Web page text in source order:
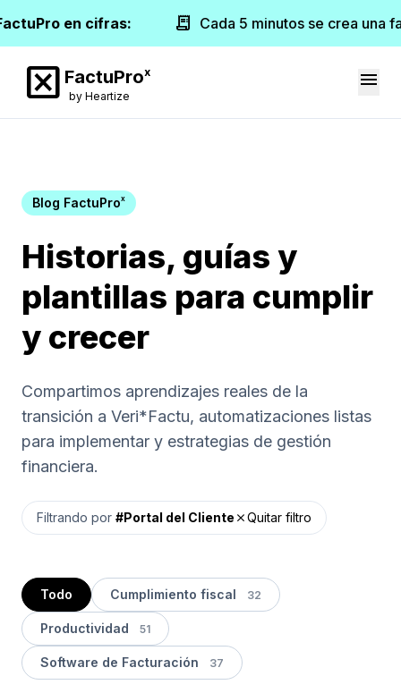
en cifras: receipt_long Cada 5 minutos se crea una
disabled_by_default FactuProx
by Heartize
menu
Blog FactuProx
Historias, guías y
plantillas para cumplir
y crecer
Compartimos aprendizajes reales de la
transición a Veri*Factu, automatizaciones listas
para implementar y estrategias de gestión
financiera.
Filtrando por #Portal del Cliente closeQuitar filtro
Todo Cumplimiento fiscal 32
Productividad 51
Software de Facturación 37